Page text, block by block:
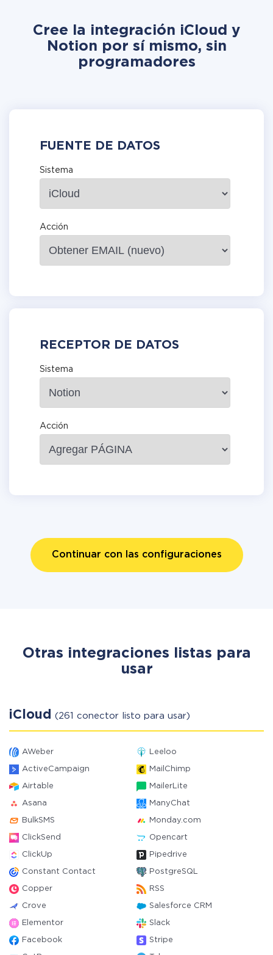
Cree la integración iCloud y
Notion por sí mismo, sin
programadores
FUENTE DE DATOS
Sistema
Acción
RECEPTOR DE DATOS
Sistema
Acción
Continuar con las configuraciones
Otras integraciones listas para
usar
iCloud (261 conector listo para usar)
AWeber Leeloo
ActiveCampaign MailChimp
Airtable MailerLite
Asana ManyChat
BulkSMS Monday.com
ClickSend Opencart
ClickUp Pipedrive
Constant Contact PostgreSQL
Copper RSS
Crove Salesforce CRM
Elementor Slack
Facebook Stripe